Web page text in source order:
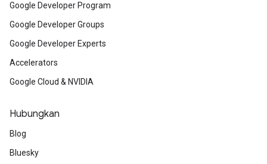
Google Developer Program
Google Developer Groups
Google Developer Experts
Accelerators
Google Cloud & NVIDIA
Hubungkan
Blog
Bluesky